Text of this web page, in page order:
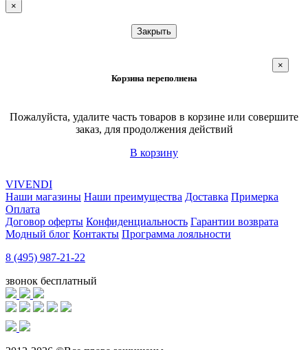
×
Закрыть
Корзина переполнена
×
Пожалуйста, удалите часть товаров в корзине или совершите
заказ, для продолжения действий
В корзину
VIVENDI
Наши магазины Наши преимущества Доставка Примерка
Оплата
Договор оферты Конфиденциальность Гарантии возврата
Модный блог Контакты Программа лояльности
8 (495) 987-21-22
звонок бесплатный